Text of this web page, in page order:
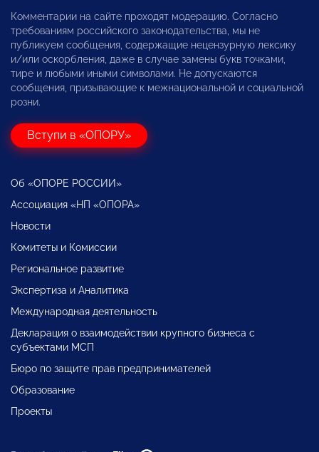
Комментарии на сайте проходят модерацию. Согласно
требованиям российского законодательства, мы не
публикуем сообщения, содержащие нецензурную лексику
и/или оскорбления, даже в случае замены букв точками,
тире и любыми иными символами. Не допускаются
сообщения, призывающие к межнациональной и социальной
розни.
Вступи в «ОПОРУ»
Об «ОПОРЕ РОССИИ»
Ассоциация «НП «ОПОРА»
Новости
Комитеты и Комиссии
Региональное развитие
Экспертиза и Аналитика
Международная деятельность
Декларация о взаимодействии крупного бизнеса с
субъектами МСП
Бюро по защите прав предпринимателей
Образование
Проекты